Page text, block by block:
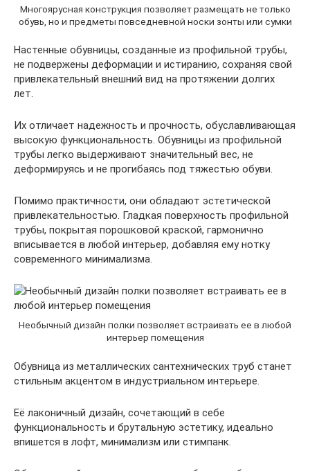
Многоярусная конструкция позволяет размещать не только
обувь, но и предметы повседневной носки зонты или сумки
Настенные обувницы, созданные из профильной трубы,
не подвержены деформации и истиранию, сохраняя свой
привлекательный внешний вид на протяжении долгих
лет.
Их отличает надежность и прочность, обуславливающая
высокую функциональность. Обувницы из профильной
трубы легко выдерживают значительный вес, не
деформируясь и не прогибаясь под тяжестью обуви.
Помимо практичности, они обладают эстетической
привлекательностью. Гладкая поверхность профильной
трубы, покрытая порошковой краской, гармонично
вписывается в любой интерьер, добавляя ему нотку
современного минимализма.
Необычный дизайн полки позволяет встраивать ее в любой
интерьер помещения
Обувница из металлических сантехнических труб станет
стильным акцентом в индустриальном интерьере.
Её лаконичный дизайн, сочетающий в себе
функциональность и брутальную эстетику, идеально
впишется в лофт, минимализм или стимпанк.